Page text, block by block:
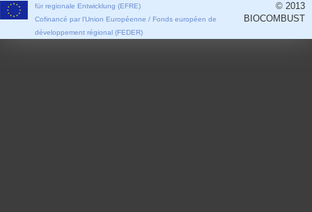
für regionale Entwicklung (EFRE)
Cofinancé par l'Union Européenne / Fonds européen de
développement régional (FEDER)
© 2013
BIOCOMBUST